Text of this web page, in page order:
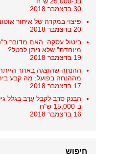
30 בדצמבר 2018
פיצוי במקרה של איחור
20 בדצמבר 2018
ביטול עסקה: האם מדובר
מיוחדת" שלא ניתן לבטל?
19 בדצמבר 2018
ההנחה שהוצגה באתר
מההנחה בפועל: מה קבע
17 בדצמבר 2018
הבנק סרב לקבל עָרֵב בגלל
ב-15,000 ש"ח
16 בדצמבר 2018
חיפוש